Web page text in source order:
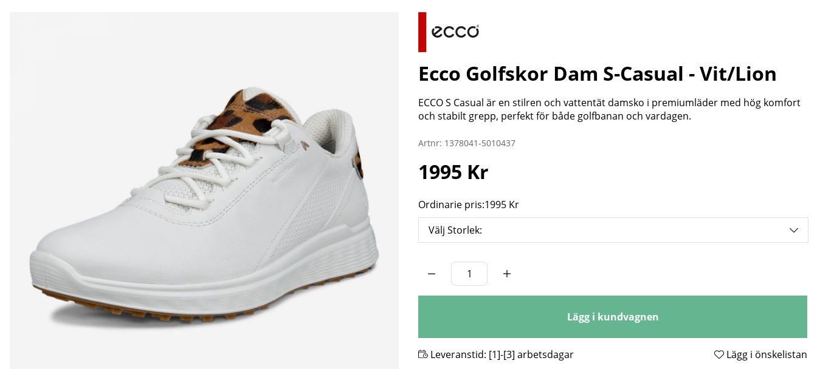
Ecco Golfskor Dam S-Casual - Vit/Lion
ECCO S Casual är en stilren och vattentät damsko i premiumläder med hög komfort
och stabilt grepp, perfekt för både golfbanan och vardagen.
Artnr: 1378041-5010437
1995 Kr
Ordinarie pris:1995 Kr
Välj Storlek:
Lägg i kundvagnen
Leveranstid: [1]-[3] arbetsdagar Lägg i önskelistan